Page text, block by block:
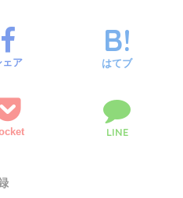
ェア はてブ
LINE